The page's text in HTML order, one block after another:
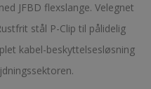
JFBD flexslange. Velegnet
stål P-Clip til pålidelig
kabel-beskyttelsesløsning